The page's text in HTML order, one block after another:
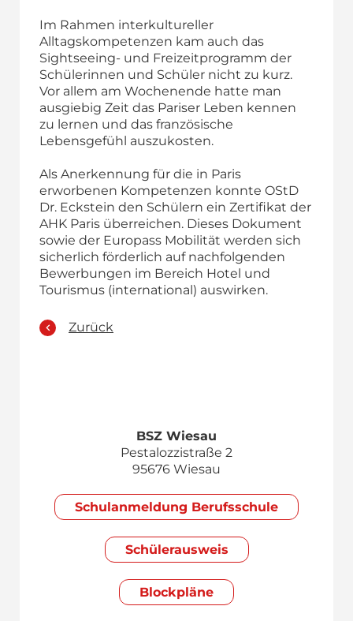
Im Rahmen interkultureller
Alltagskompetenzen kam auch das
Sightseeing- und Freizeitprogramm der
Schülerinnen und Schüler nicht zu kurz.
Vor allem am Wochenende hatte man
ausgiebig Zeit das Pariser Leben kennen
zu lernen und das französische
Lebensgefühl auszukosten.
Als Anerkennung für die in Paris
erworbenen Kompetenzen konnte OStD
Dr. Eckstein den Schülern ein Zertifikat der
AHK Paris überreichen. Dieses Dokument
sowie der Europass Mobilität werden sich
sicherlich förderlich auf nachfolgenden
Bewerbungen im Bereich Hotel und
Tourismus (international) auswirken.
Zurück
BSZ Wiesau
Pestalozzistraße 2
95676 Wiesau
Schul­anmeldung Berufsschule
Schülerausweis
Blockpläne